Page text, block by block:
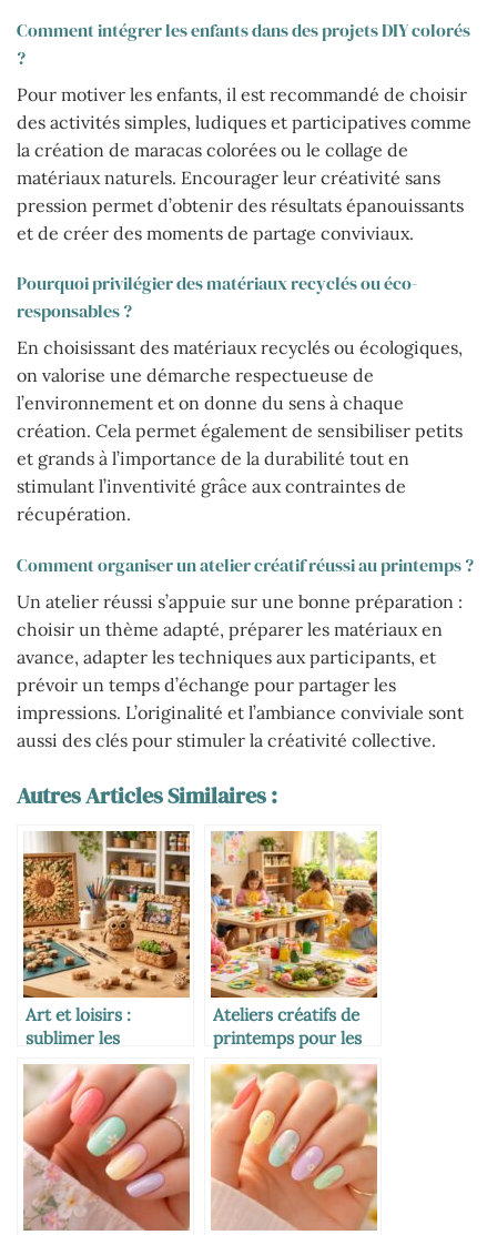
Comment intégrer les enfants dans des projets DIY colorés
?
Pour motiver les enfants, il est recommandé de choisir
des activités simples, ludiques et participatives comme
la création de maracas colorées ou le collage de
matériaux naturels. Encourager leur créativité sans
pression permet d’obtenir des résultats épanouissants
et de créer des moments de partage conviviaux.
Pourquoi privilégier des matériaux recyclés ou éco-
responsables ?
En choisissant des matériaux recyclés ou écologiques,
on valorise une démarche respectueuse de
l’environnement et on donne du sens à chaque
création. Cela permet également de sensibiliser petits
et grands à l’importance de la durabilité tout en
stimulant l’inventivité grâce aux contraintes de
récupération.
Comment organiser un atelier créatif réussi au printemps ?
Un atelier réussi s’appuie sur une bonne préparation :
choisir un thème adapté, préparer les matériaux en
avance, adapter les techniques aux participants, et
prévoir un temps d’échange pour partager les
impressions. L’originalité et l’ambiance conviviale sont
aussi des clés pour stimuler la créativité collective.
Autres Articles Similaires :
Art et loisirs :
sublimer les
créations originales
avec des bouchons
de liège
Ateliers créatifs de
printemps pour les
tout-petits en
maternelle